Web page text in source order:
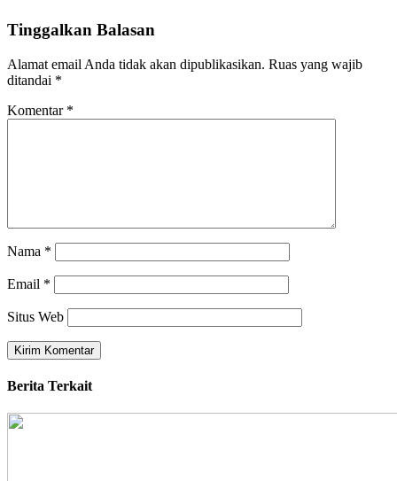
Tinggalkan Balasan
Alamat email Anda tidak akan dipublikasikan. Ruas yang wajib
ditandai *
Komentar *
Nama *
Email *
Situs Web
Berita Terkait